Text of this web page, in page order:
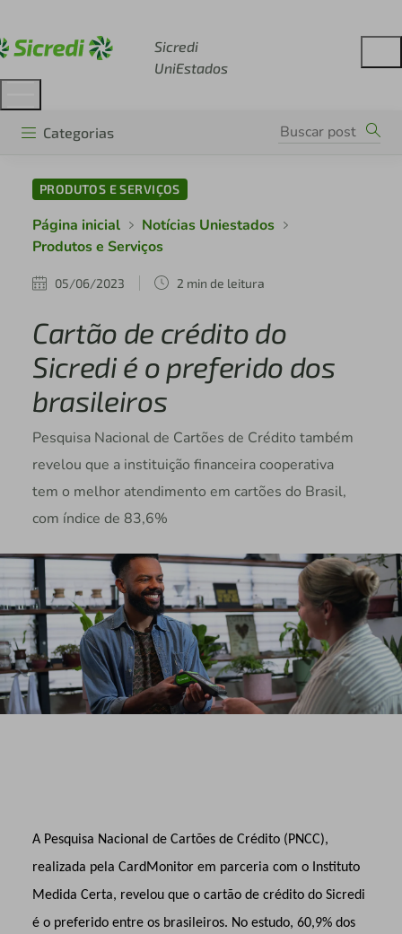
Sicredi
UniEstados
Categorias
PRODUTOS E SERVIÇOS
Página inicial
Notícias Uniestados
Produtos e Serviços
05/06/2023 2 min de leitura
Cartão de crédito do
Sicredi é o preferido dos
brasileiros
Pesquisa Nacional de Cartões de Crédito também
revelou que a instituição financeira cooperativa
tem o melhor atendimento em cartões do Brasil,
com índice de 83,6%
A Pesquisa Nacional de Cartões de Crédito (PNCC),
realizada pela CardMonitor em parceria com o Instituto
Medida Certa, revelou que o cartão de crédito do Sicredi
é o preferido entre os brasileiros. No estudo, 60,9% dos